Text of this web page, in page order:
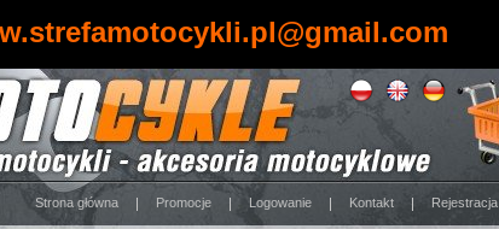
Strona główna Promocje Logowanie Kontakt Rejestracja